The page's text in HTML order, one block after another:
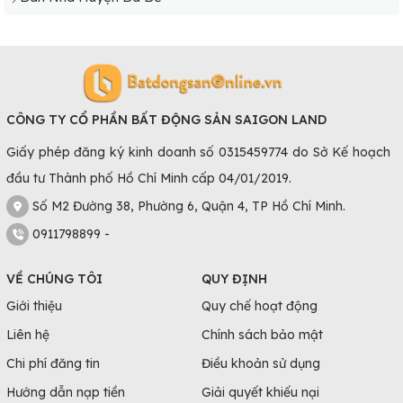
Chung cư
Với những khách hàng không có nhiều tài chính thì chung
cư là lựa chọn thích hợp hơn cả. Nhà chung cư có đa dạng
diện tích để phù hợp với nhu cầu của khách hàng. Một số
dự án chung cư chất lượng để khách hàng cân nhắc lựa
CÔNG TY CỔ PHẦN BẤT ĐỘNG SẢN SAIGON LAND
Giấy phép đăng ký kinh doanh số 0315459774 do Sở Kế hoạch
đầu tư Thành phố Hồ Chí Minh cấp 04/01/2019.
Số M2 Đường 38, Phường 6, Quận 4, TP Hồ Chí Minh.
0911798899 -
VỀ CHÚNG TÔI
Giới thiệu
Liên hệ
Chi phí đăng tin
Hướng dẫn nạp tiền
QUY ĐỊNH
Quy chế hoạt động
Chính sách bảo mật
Điều khoản sử dụng
Giải quyết khiếu nại